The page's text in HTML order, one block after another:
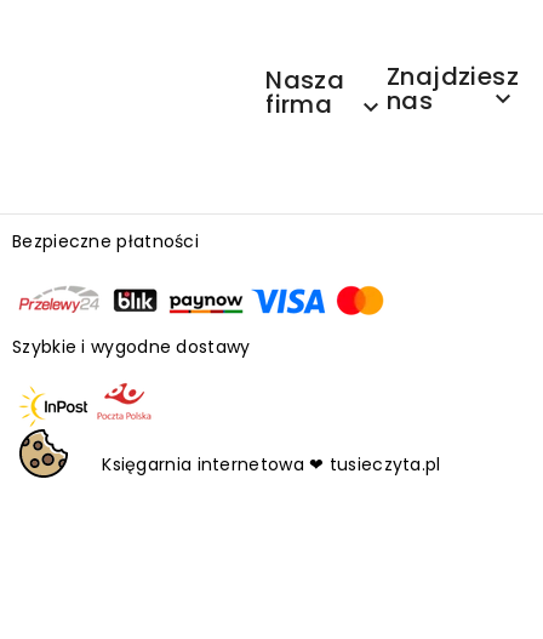
Nasza
firma 
Znajdziesz
nas 
Bezpieczne płatności
Szybkie i wygodne dostawy
Księgarnia internetowa ❤ tusieczyta.pl